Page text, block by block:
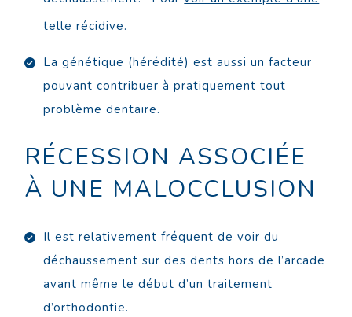
telle récidive.
La génétique (hérédité) est aussi un facteur
pouvant contribuer à pratiquement tout
problème dentaire.
RÉCESSION ASSOCIÉE
À UNE MALOCCLUSION
Il est relativement fréquent de voir du
déchaussement sur des dents hors de l’arcade
avant même le début d’un traitement
d’orthodontie.